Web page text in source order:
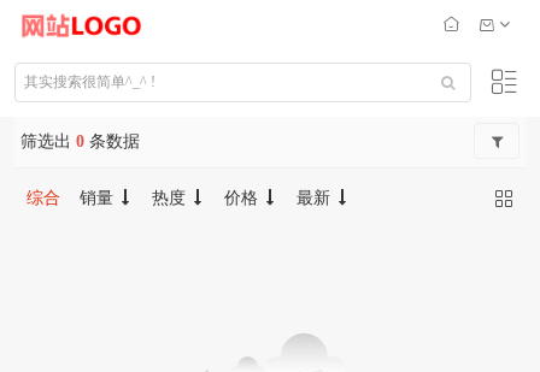
筛选出 0 条数据
综合 销量 热度 价格 最新